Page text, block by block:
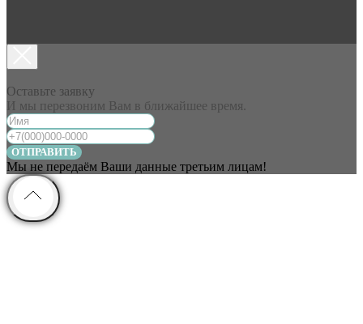
ИП Хазов
Оставьте заявку
И мы перезвоним Вам в ближайшее время.
ОТПРАВИТЬ
Мы не передаём Ваши данные третьим лицам!